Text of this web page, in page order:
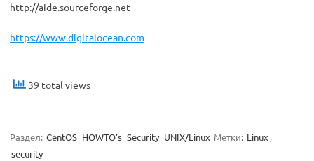
http://aide.sourceforge.net
https://www.digitalocean.com
39 total views
Раздел: CentOS HOWTO's Security UNIX/Linux Метки: Linux ,
security